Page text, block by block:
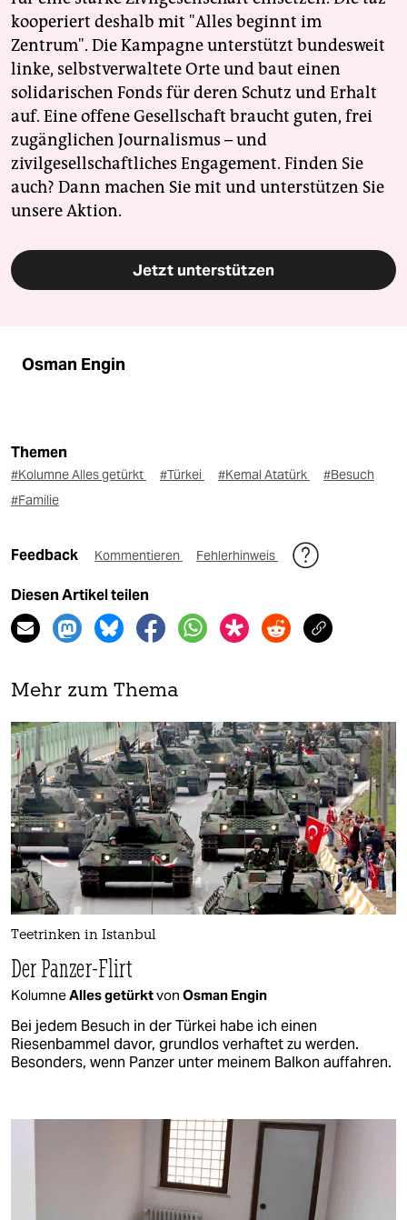
kooperiert deshalb mit "Alles beginnt im
Zentrum". Die Kampagne unterstützt bundesweit
linke, selbstverwaltete Orte und baut einen
solidarischen Fonds für deren Schutz und Erhalt
auf. Eine offene Gesellschaft braucht guten, frei
zugänglichen Journalismus – und
zivilgesellschaftliches Engagement. Finden Sie
auch? Dann machen Sie mit und unterstützen Sie
unsere Aktion.
Jetzt unterstützen
Osman Engin
Themen
#Kolumne Alles getürkt #Türkei #Kemal Atatürk
#Besuch
#Familie
Feedback Kommentieren Fehlerhinweis
Diesen Artikel teilen
Mehr zum Thema
Teetrinken in Istanbul
Der Panzer-Flirt
KolumneAlles getürktvon Osman Engin
Bei jedem Besuch in der Türkei habe ich einen
Riesenbammel davor, grundlos verhaftet zu werden.
Besonders, wenn Panzer unter meinem Balkon auffahren.